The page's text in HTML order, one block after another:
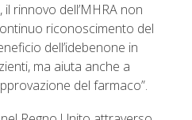
rinnovo dell’MHRA non
riconoscimento del
dell’idebenone in
ma aiuta anche a
del farmaco”.